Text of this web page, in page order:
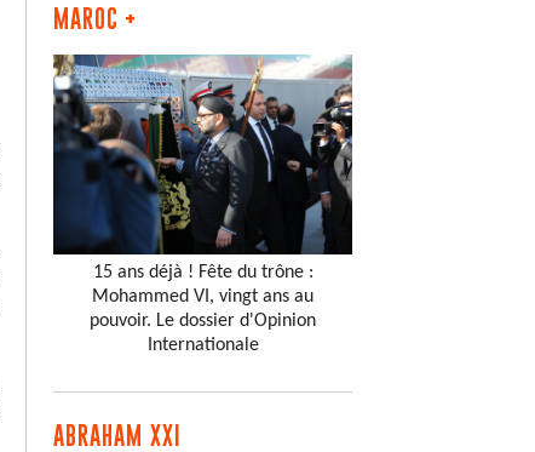
MAROC +
15 ans déjà ! Fête du trône :
Mohammed VI, vingt ans au
pouvoir. Le dossier d'Opinion
Internationale
ABRAHAM XXI